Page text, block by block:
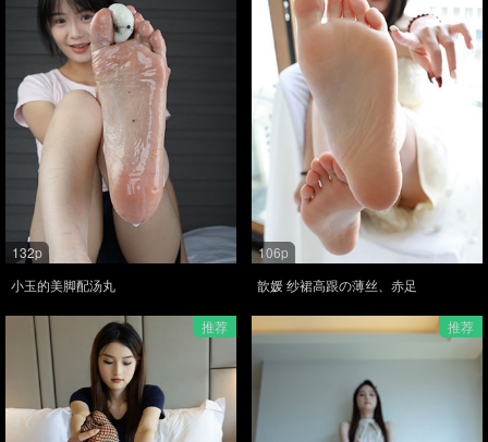
132p
小玉的美脚配汤丸
106p
歆媛 纱裙高跟の薄丝、赤足
推荐 推荐